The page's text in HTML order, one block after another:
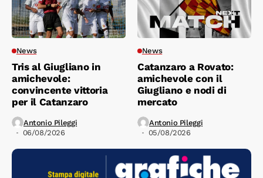
News
Tris al Giugliano in
amichevole:
convincente vittoria
per il Catanzaro
Antonio Pileggi
06/08/2026
News
Catanzaro a Rovato:
amichevole con il
Giugliano e nodi di
mercato
Antonio Pileggi
05/08/2026